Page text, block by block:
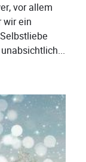
vor allem
wir ein